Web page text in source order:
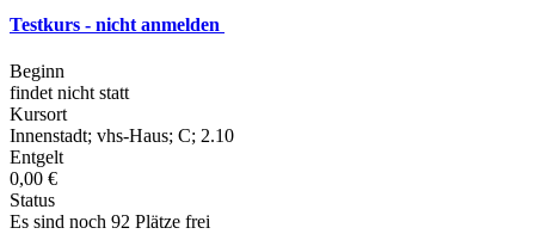
Testkurs - nicht anmelden
Beginn
findet nicht statt
Kursort
Innenstadt; vhs-Haus; C; 2.10
Entgelt
0,00 €
Status
Es sind noch 92 Plätze frei